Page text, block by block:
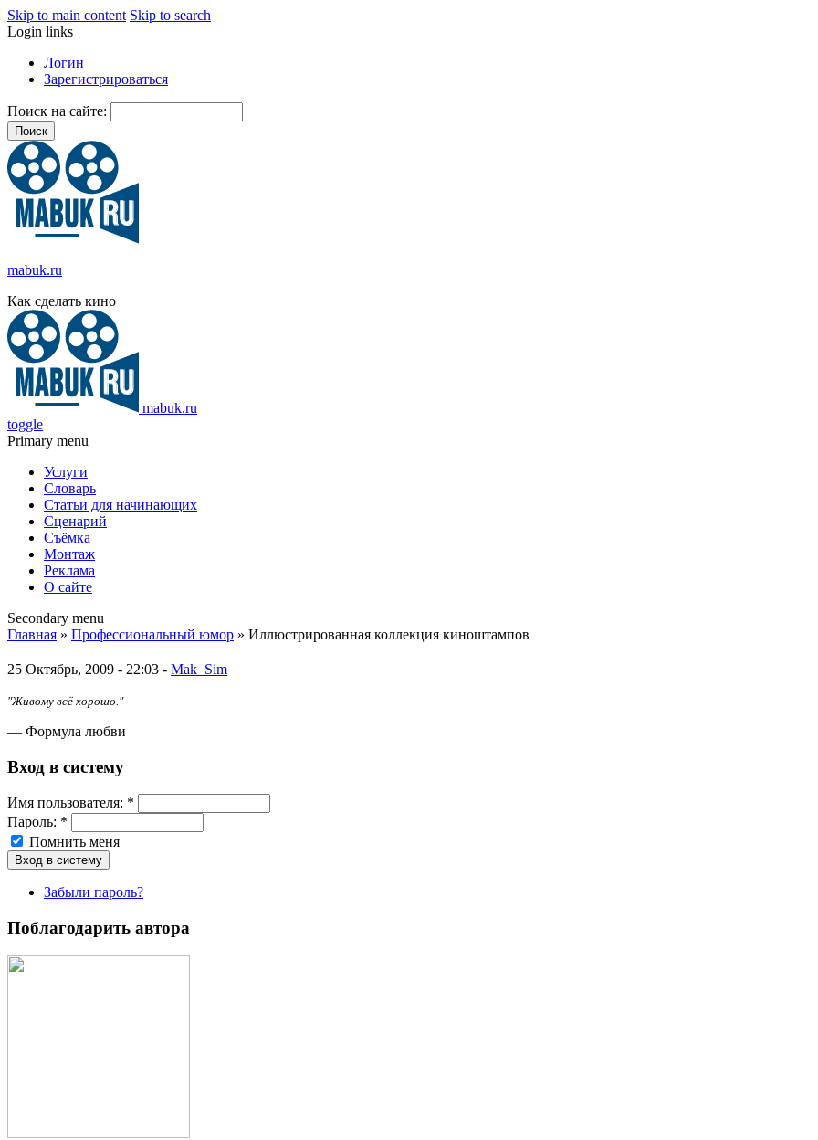
Skip to main content Skip to search
Login links
Логин
Зарегистрироваться
Поиск на сайте:
mabuk.ru
Как сделать кино
mabuk.ru
toggle
Primary menu
Услуги
Словарь
Статьи для начинающих
Сценарий
Съёмка
Монтаж
Реклама
О сайте
Secondary menu
Главная » Профессиональный юмор » Иллюстрированная коллекция киноштампов
25 Октябрь, 2009 - 22:03 - Mak_Sim
"Живому всё хорошо."
— Формула любви
Вход в систему
Имя пoльзовaтeля: *
Пароль: *
Помнить меня
Забыли пароль?
Поблагодарить автора